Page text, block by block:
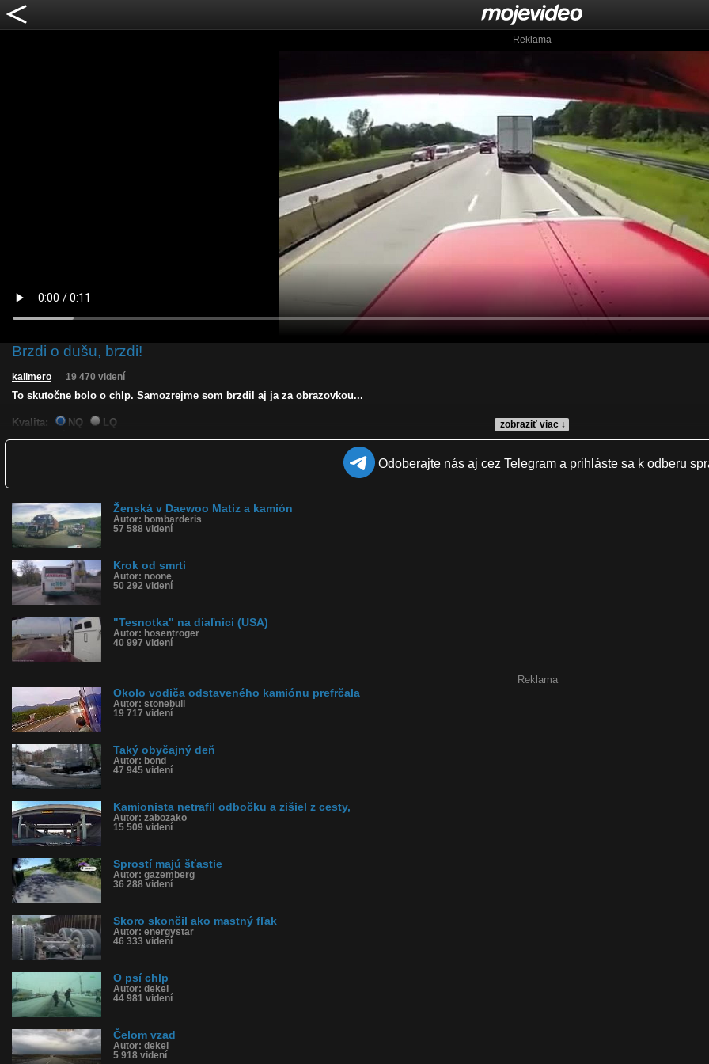
Reklama
Brzdi o dušu, brzdi!
zobraziť viac ↓
kalimero 19 470 videní
To skutočne bolo o chlp. Samozrejme som brzdil aj ja za obrazovkou...
Kvalita: NQ
LQ
Dľžka: 0:11
Tagy: o chlp, o fúz, tesnotka, tesne, kamión, brzdil, zabrzdil kamión, začal brzdiť
História sledovanosti videa:
Odoberajte nás aj cez Telegram a prihláste sa k odberu
Ženská v Daewoo Matiz a kamión
Autor: bombarderis
57 588 videní
Krok od smrti
Autor: noone
50 292 videní
"Tesnotka" na diaľnici (USA)
Autor: hosentroger
40 997 videní
Reklama
Okolo vodiča odstaveného kamiónu prefrčala
Autor: stonebull
19 717 videní
Taký obyčajný deň
Autor: bond
47 945 videní
Kamionista netrafil odbočku a zišiel z cesty,
Autor: zabozako
15 509 videní
Sprostí majú šťastie
Autor: gazemberg
36 288 videní
Skoro skončil ako mastný fľak
Autor: energystar
46 333 videní
O psí chlp
Autor: dekel
44 981 videní
Čelom vzad
Autor: dekel
5 918 videní